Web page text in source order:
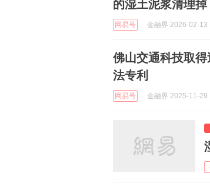
的湿土泥浆清理掉
网易号 金融界 2026-02-13
佛山交通科技取
法专利
网易号 金融界 2025-11-29